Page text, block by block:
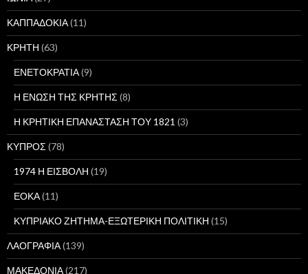
ΚΑΠΠΑΔΟΚΙΑ(11)
ΚΡΗΤΗ (63)
ΕΝΕΤΟΚΡΑΤΙΑ(9)
Η ΕΝΩΣΗ ΤΗΣ ΚΡΗΤΗΣ (8)
Η ΚΡΗΤΙΚΗ ΕΠΑΝΑΣΤΑΣΗ ΤΟΥ 1821 (3)
ΚΥΠΡΟΣ (78)
1974 Η ΕΙΣΒΟΛΗ (19)
ΕΟΚΑ(11)
ΚΥΠΡΙΑΚΟ ΖΗΤΗΜΑ-ΕΞΩΤΕΡΙΚΗ ΠΟΛΙΤΙΚΗ (15)
ΛΑΟΓΡΑΦΙΑ(139)
ΜΑΚΕΔΟΝΙΑ(217)